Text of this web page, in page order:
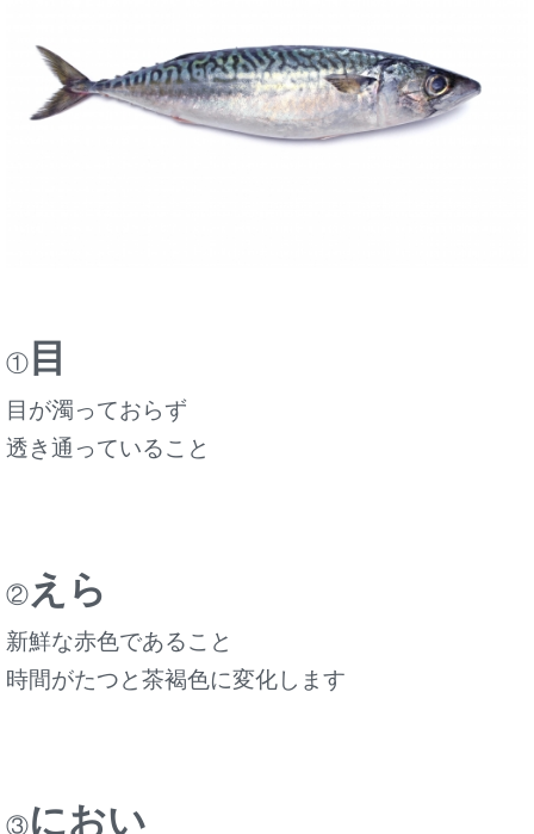
①目
目が濁っておらず
透き通っていること
② えら
新鮮な赤色であること
時間がたつと茶褐色に変化します
③におい